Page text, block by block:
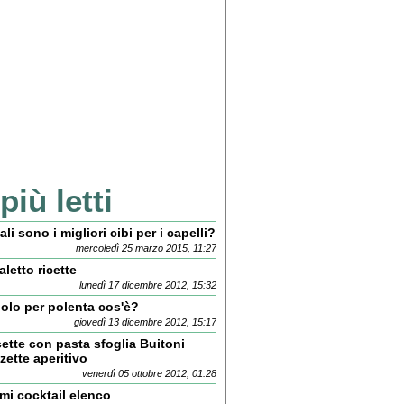
letti
sono i migliori cibi per i capelli?
mercoledì 25 marzo 2015, 11:27
ricette
lunedì 17 dicembre 2012, 15:32
per polenta cos'è?
giovedì 13 dicembre 2012, 15:17
con pasta sfoglia Buitoni
aperitivo
venerdì 05 ottobre 2012, 01:28
cocktail elenco